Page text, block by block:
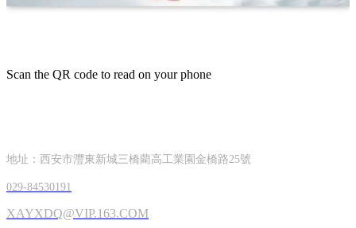
Scan the QR code to read on your phone
地址：西安市灃東新城三橋藺高工業園金橋路25號
029-84530191
XAYXDQ@VIP.163.COM